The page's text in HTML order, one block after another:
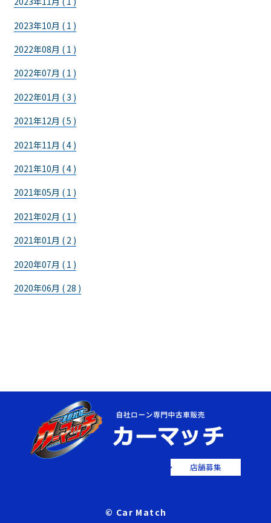
2023年10月 ( 1 )
2022年08月 ( 1 )
2022年07月 ( 1 )
2022年01月 ( 3 )
2021年12月 ( 5 )
2021年11月 ( 4 )
2021年10月 ( 4 )
2021年05月 ( 1 )
2021年02月 ( 1 )
2021年01月 ( 2 )
2020年07月 ( 1 )
2020年06月 ( 28 )
店舗募集
© Car Match